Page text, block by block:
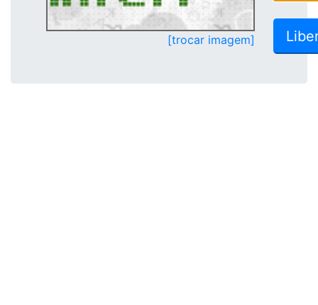
[trocar imagem]